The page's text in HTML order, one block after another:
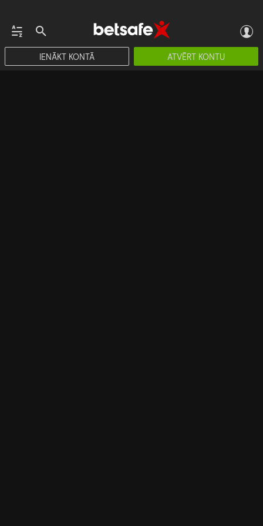
IENĀKT KONTĀ ATVĒRT KONTU